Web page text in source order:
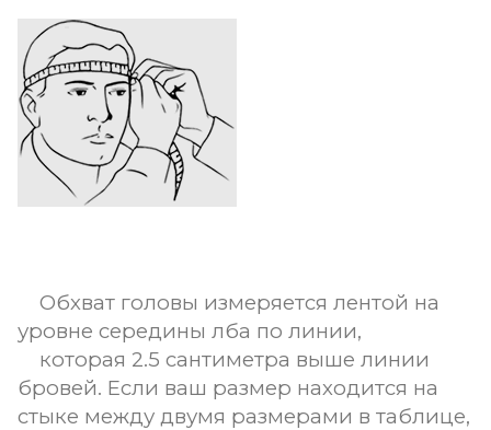
Обхват головы измеряется лентой на
уровне середины лба по линии,
которая 2.5 сантиметра выше линии
бровей. Если ваш размер находится на
стыке между двумя размерами в таблице,